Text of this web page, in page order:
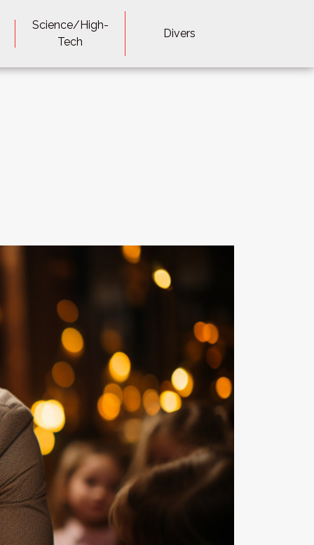
Science/High-
Tech
Divers